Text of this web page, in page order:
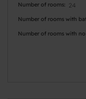
Number of rooms 24
Number of rooms with
Number of rooms with